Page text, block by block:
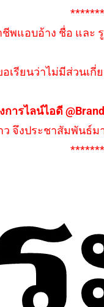
แอบอ้าง ชื่อ และ
รียนว่าไม่มีส่วนเ
ารไลน์ไอดี
จึงประชาสัมพันธ์